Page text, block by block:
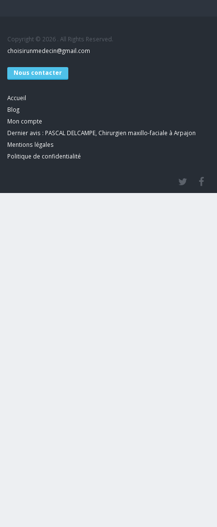
Copyright © 2026 . All Rights Reserved.
choisirunmedecin@gmail.com
Nous contacter
Accueil
Blog
Mon compte
Dernier avis : PASCAL DELCAMPE, Chirurgien maxillo-faciale à Arpajon
Mentions légales
Politique de confidentialité